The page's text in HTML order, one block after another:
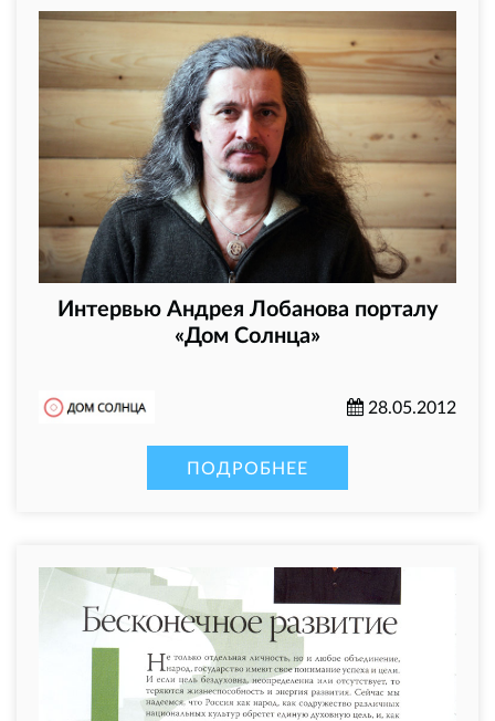
Интервью Андрея Лобанова порталу
«Дом Солнца»
28.05.2012
ПОДРОБНЕЕ